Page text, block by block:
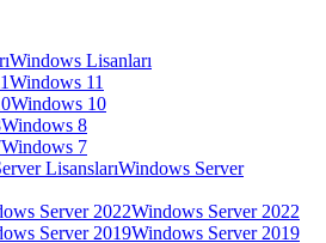
Windows Lisanları
Windows 11
Windows 10
Windows 8
Windows 7
Windows Server
Windows Server 2022
Windows Server 2019